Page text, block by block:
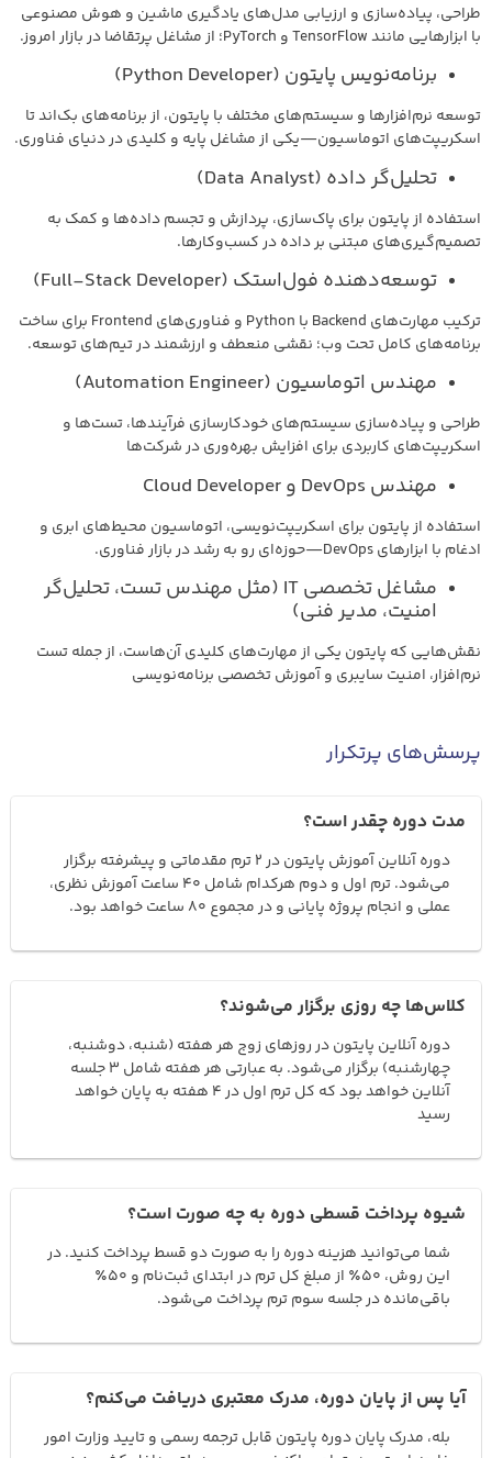
طراحی، پیاده‌سازی و ارزیابی مدل‌های یادگیری ماشین و هوش مصنوعی
با ابزارهایی مانند TensorFlow و PyTorch؛ از مشاغل پرتقاضا در بازار امروز.
برنامه‌نویس پایتون (Python Developer)
توسعه نرم‌افزارها و سیستم‌های مختلف با پایتون، از برنامه‌های بک‌اند تا
اسکریپت‌های اتوماسیون—یکی از مشاغل پایه و کلیدی در دنیای فناوری.
تحلیل‌گر داده (Data Analyst)
استفاده از پایتون برای پاک‌سازی، پردازش و تجسم داده‌ها و کمک به
تصمیم‌گیری‌های مبتنی بر داده در کسب‌وکارها.
توسعه‌دهنده فول‌استک (Full-Stack Developer)
ترکیب مهارت‌های Backend با Python و فناوری‌های Frontend برای ساخت
برنامه‌های کامل تحت وب؛ نقشی منعطف و ارزشمند در تیم‌های توسعه.
مهندس اتوماسیون (Automation Engineer)
طراحی و پیاده‌سازی سیستم‌های خودکارسازی فرآیندها، تست‌ها و
اسکریپت‌های کاربردی برای افزایش بهره‌وری در شرکت‌ها
مهندس DevOps و Cloud Developer
استفاده از پایتون برای اسکریپت‌نویسی، اتوماسیون محیط‌های ابری و
ادغام با ابزارهای DevOps—حوزه‌ای رو به رشد در بازار فناوری.
مشاغل تخصصی IT (مثل مهندس تست، تحلیل‌گر
امنیت، مدیر فنی)
نقش‌هایی که پایتون یکی از مهارت‌های کلیدی آن‌هاست، از جمله تست
نرم‌افزار، امنیت سایبری و آموزش تخصصی برنامه‌نویسی
پرسش‌های پرتکرار
مدت دوره چقدر است؟
دوره آنلاین آموزش پایتون در 2 ترم مقدماتی و پیشرفته برگزار
می‌شود. ترم اول و دوم هرکدام شامل 40 ساعت آموزش نظری،
عملی و انجام پروژه پایانی و در مجموع 80 ساعت خواهد بود.
کلاس‌ها چه روزی برگزار می‌شوند؟
دوره آنلاین پایتون در روزهای زوج هر هفته (شنبه، دوشنبه،
چهارشنبه) برگزار می‌شود. به عبارتی هر هفته شامل 3 جلسه
آنلاین خواهد بود که کل ترم اول در 4 هفته به پایان خواهد
رسید
شیوه پرداخت قسطی دوره به چه صورت است؟
شما می‌توانید هزینه دوره را به صورت دو قسط پرداخت کنید. در
این روش، ۵۰٪ از مبلغ کل ترم در ابتدای ثبت‌نام و ۵۰٪
باقی‌مانده در جلسه سوم ترم پرداخت می‌شود.
آیا پس از پایان دوره، مدرک معتبری دریافت می‌کنم؟
بله، مدرک پایان دوره پایتون قابل ترجمه رسمی و تایید وزارت امور